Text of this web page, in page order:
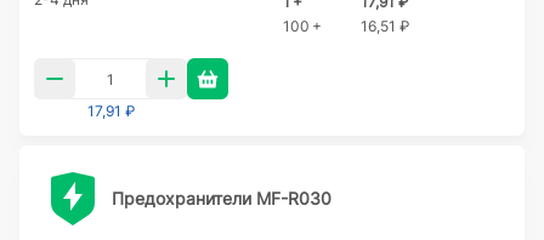
100 +
16,51 ₽
17,91 ₽
Предохранители MF-R030